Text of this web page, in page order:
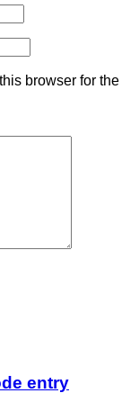
browser for the
entry